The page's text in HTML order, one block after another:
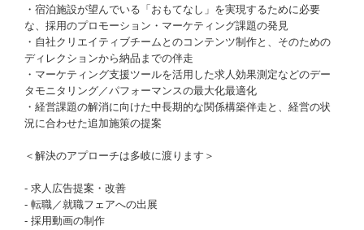
・宿泊施設が望んでいる「おもてなし」を実現するために必要
な、採用のプロモーション・マーケティング課題の発見
・自社クリエイティブチームとのコンテンツ制作と、そのための
ディレクションから納品までの伴走
・マーケティング支援ツールを活用した求人効果測定などのデー
タモニタリング／パフォーマンスの最大化最適化
・経営課題の解消に向けた中長期的な関係構築伴走と、経営の状
況に合わせた追加施策の提案
＜解決のアプローチは多岐に渡ります＞
- 求人広告提案・改善
- 転職／就職フェアへの出展
- 採用動画の制作